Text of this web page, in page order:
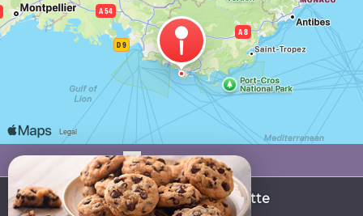
Zu uns kommen
La Bastide de Font-Clarette